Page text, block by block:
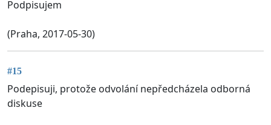
Podpisujem
(Praha, 2017-05-30)
#15
Podepisuji, protože odvolání nepředcházela odborná
diskuse